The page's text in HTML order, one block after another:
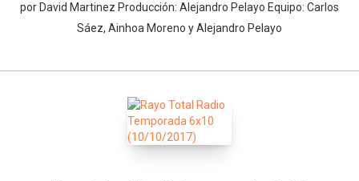
por David Martinez Producción: Alejandro Pelayo Equipo: Carlos
Sáez, Ainhoa Moreno y Alejandro Pelayo